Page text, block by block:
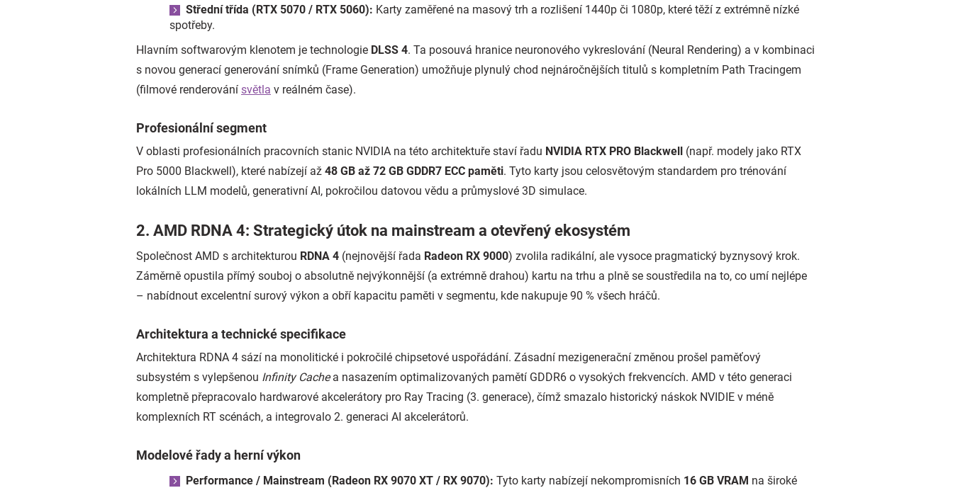
Střední třída (RTX 5070 / RTX 5060): Karty zaměřené na masový trh a rozlišení 1440p či 1080p, které těží z extrémně nízké
spotřeby.
Hlavním softwarovým klenotem je technologie DLSS 4. Ta posouvá hranice neuronového vykreslování (Neural Rendering) a v kombinaci
s novou generací generování snímků (Frame Generation) umožňuje plynulý chod nejnáročnějších titulů s kompletním Path Tracingem
(filmové renderování světla v reálném čase).
Profesionální segment
V oblasti profesionálních pracovních stanic NVIDIA na této architektuře staví řadu NVIDIA RTX PRO Blackwell (např. modely jako RTX
Pro 5000 Blackwell), které nabízejí až 48 GB až 72 GB GDDR7 ECC paměti. Tyto karty jsou celosvětovým standardem pro trénování
lokálních LLM modelů, generativní AI, pokročilou datovou vědu a průmyslové 3D simulace.
2. AMD RDNA 4: Strategický útok na mainstream a otevřený ekosystém
Společnost AMD s architekturou RDNA 4 (nejnovější řada Radeon RX 9000) zvolila radikální, ale vysoce pragmatický byznysový krok.
Záměrně opustila přímý souboj o absolutně nejvýkonnější (a extrémně drahou) kartu na trhu a plně se soustředila na to, co umí nejlépe
– nabídnout excelentní surový výkon a obří kapacitu paměti v segmentu, kde nakupuje 90 % všech hráčů.
Architektura a technické specifikace
Architektura RDNA 4 sází na monolitické i pokročilé chipsetové uspořádání. Zásadní mezigenerační změnou prošel paměťový
subsystém s vylepšenou Infinity Cachea nasazením optimalizovaných pamětí GDDR6 o vysokých frekvencích. AMD v této generaci
kompletně přepracovalo hardwarové akcelerátory pro Ray Tracing (3. generace), čímž smazalo historický náskok NVIDIE v méně
komplexních RT scénách, a integrovalo 2. generaci AI akcelerátorů.
Modelové řady a herní výkon
Performance / Mainstream (Radeon RX 9070 XT / RX 9070): Tyto karty nabízejí nekompromisních 16 GB VRAM na široké